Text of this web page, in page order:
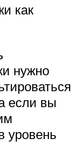
как
нужно
если вы
уровень